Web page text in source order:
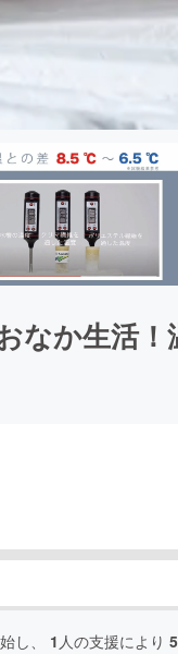
なか生活
し、 1 人の支援により